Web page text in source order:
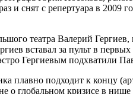
снят с репертуара в 2009
театра Валерий
вставал за пульт в
Гергиевым подхватили
плавно подходит к концу
о глобальном кризисе в